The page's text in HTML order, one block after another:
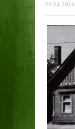
29.04.2026